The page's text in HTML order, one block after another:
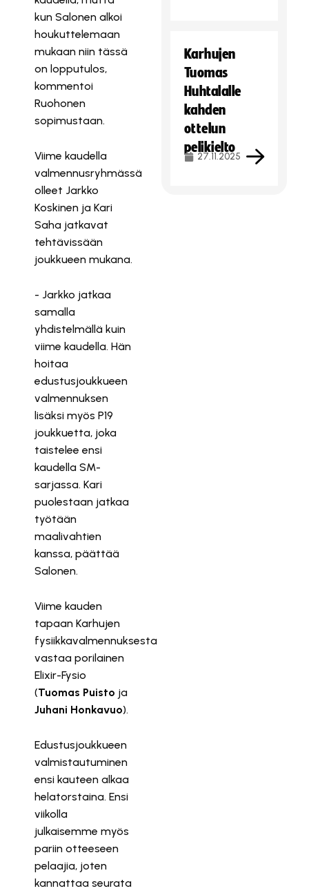
kun Salonen alkoi
houkuttelemaan
mukaan niin tässä
on lopputulos,
kommentoi
Ruohonen
sopimustaan.
Viime kaudella
valmennusryhmässä
olleet Jarkko
Koskinen ja Kari
Saha jatkavat
tehtävissään
joukkueen mukana.
- Jarkko jatkaa
samalla
yhdistelmällä kuin
viime kaudella. Hän
hoitaa
edustusjoukkueen
valmennuksen
lisäksi myös P19
joukkuetta, joka
taistelee ensi
kaudella SM-
sarjassa. Kari
puolestaan jatkaa
työtään
maalivahtien
kanssa, päättää
Salonen.
Viime kauden
tapaan Karhujen
fysiikkavalmennuksesta
vastaa porilainen
Elixir-Fysio
(Tuomas Puisto ja
Juhani Honkavuo).
Edustusjoukkueen
valmistautuminen
ensi kauteen alkaa
helatorstaina. Ensi
viikolla
julkaisemme myös
pariin otteeseen
pelaajia, joten
kannattaa seurata
Karhujen
Tuomas
Huhtalalle
kahden
ottelun
pelikielto
27.11.2025